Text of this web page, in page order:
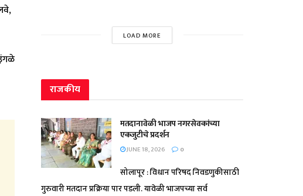
LOAD MORE
राजकीय
मतदानावेळी भाजप नगरसेवकांच्या
एकजुटीचे प्रदर्शन
JUNE 18, 2026 0
सोलापूर : विधान परिषद निवडणुकीसाठी
गुरुवारी मतदान प्रक्रिया पार पडली. यावेळी भाजपच्या सर्व